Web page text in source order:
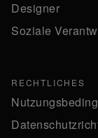
Designer
Soziale
RECHTLICHES